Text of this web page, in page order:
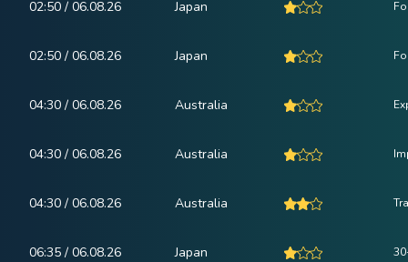
02:50 / 06.08.26 Japan
02:50 / 06.08.26 Japan
04:30 / 06.08.26 Australia
04:30 / 06.08.26 Australia
04:30 / 06.08.26 Australia
06:35 / 06.08.26 Japan